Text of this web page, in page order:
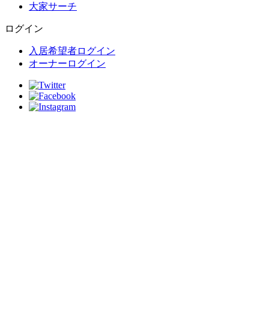
大家サーチ
ログイン
入居希望者ログイン
オーナーログイン